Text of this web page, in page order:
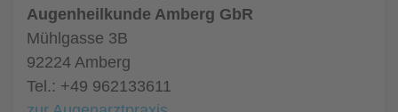
Augenheilkunde Amberg GbR
Mühlgasse 3B
92224 Amberg
Tel.: +49 962133611